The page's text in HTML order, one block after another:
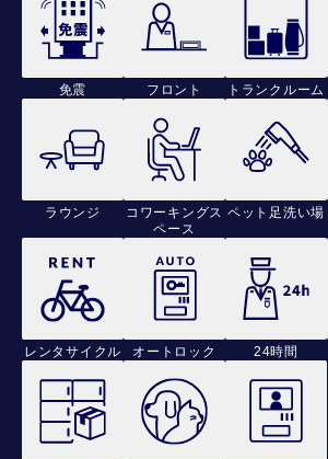
免震 フロント トランクルーム
ラウンジ
コワーキングス
ペース
ペット足洗い場
レンタサイクル オートロック 24時間